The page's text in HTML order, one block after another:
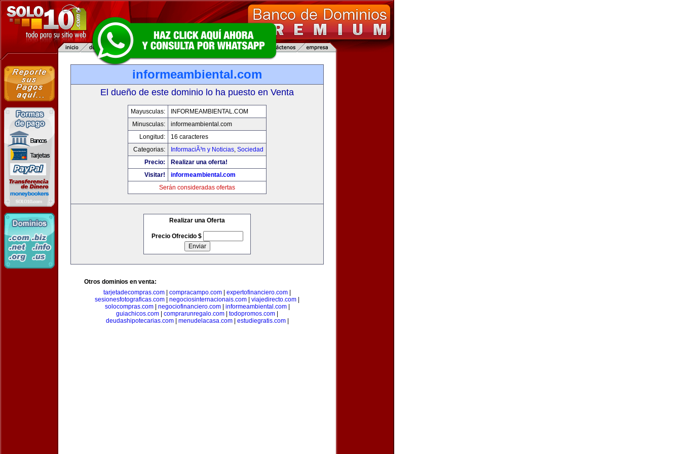
informeambiental.com
El dueño de este dominio lo ha puesto en Venta
Mayusculas:
INFORMEAMBIENTAL.COM
Minusculas:
informeambiental.com
Longitud:
16 caracteres
Categorias:
InformaciÃ³n y Noticias, Sociedad
Precio:
Realizar una oferta!
Visitar!
informeambiental.com
Serán consideradas ofertas
Realizar una Oferta
Precio Ofrecido $
Otros dominios en venta:
tarjetadecompras.com
compracampo.com expertofinanciero.com
sesionesfotograficas.com
negociosinternacionais.com viajedirecto.com
solocompras.com| negociofinanciero.com| informeambiental.com|
guiachicos.com
comprarunregalo.com todopromos.com
deudashipotecarias.com| menudelacasa.com| estudiegratis.com|